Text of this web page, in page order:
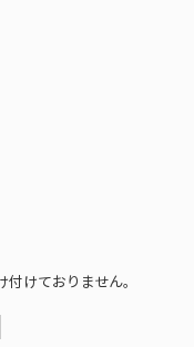
けておりません。